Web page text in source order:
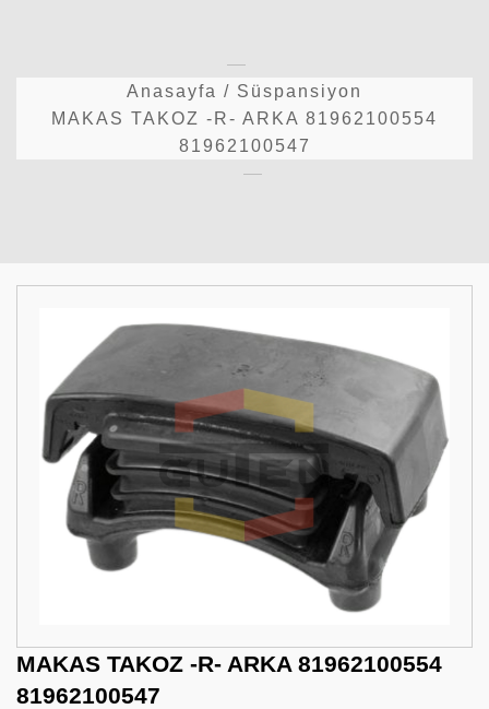
Anasayfa / Süspansiyon
MAKAS TAKOZ -R- ARKA 81962100554
81962100547
MAKAS TAKOZ -R- ARKA 81962100554
81962100547